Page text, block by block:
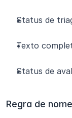
Status de
Texto
Status de
Regra de